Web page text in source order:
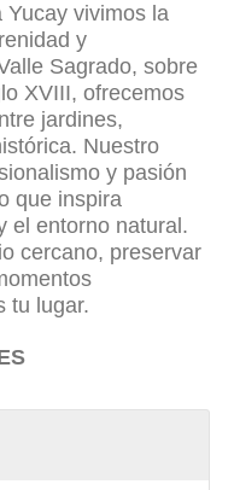
Yucay vivimos la
y
Sagrado, sobre
XVIII, ofrecemos
jardines,
Nuestro
y pasión
que inspira
el entorno natural.
cercano, preservar
tu lugar.